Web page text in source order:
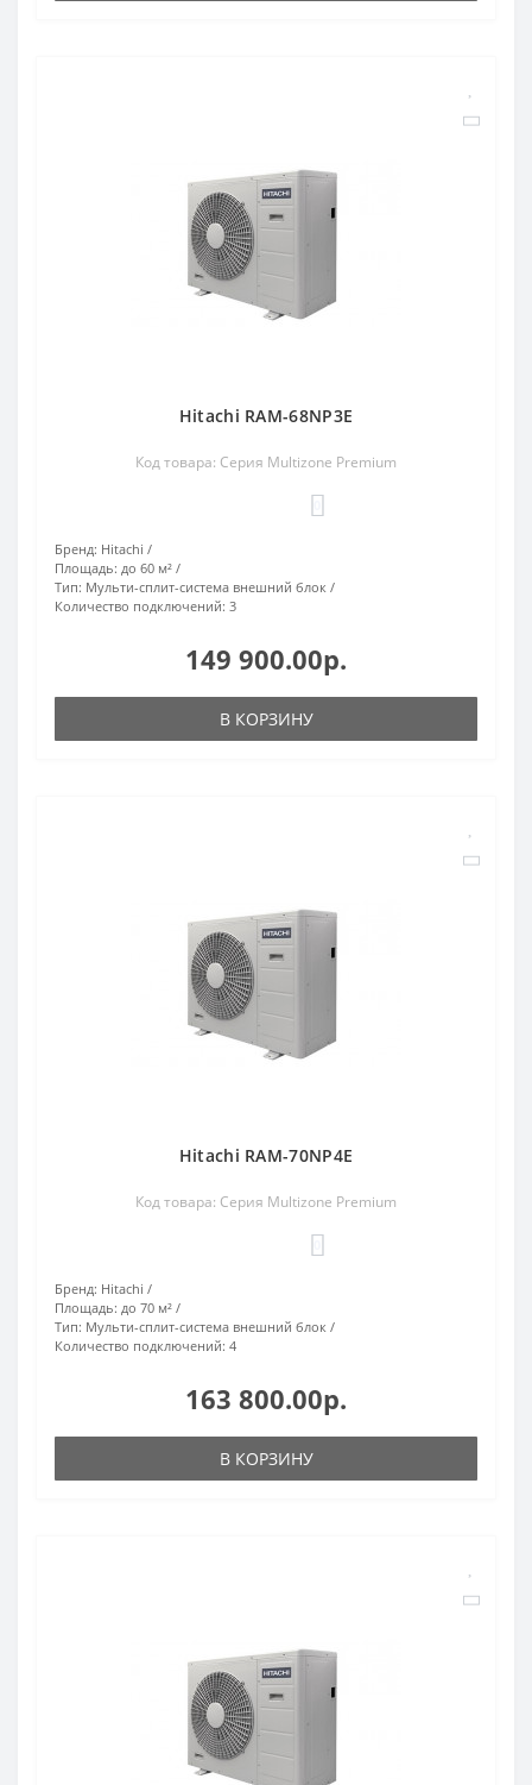
Hitachi RAM-68NP3E
Код товара: Серия Multizone Premium
Бренд: Hitachi
Площадь: до 60 м²
Тип: Мульти-сплит-система внешний блок
Количество подключений: 3
149 900.00р.
В КОРЗИНУ
Hitachi RAM-70NP4E
Код товара: Серия Multizone Premium
Бренд: Hitachi
Площадь: до 70 м²
Тип: Мульти-сплит-система внешний блок
Количество подключений: 4
163 800.00р.
В КОРЗИНУ